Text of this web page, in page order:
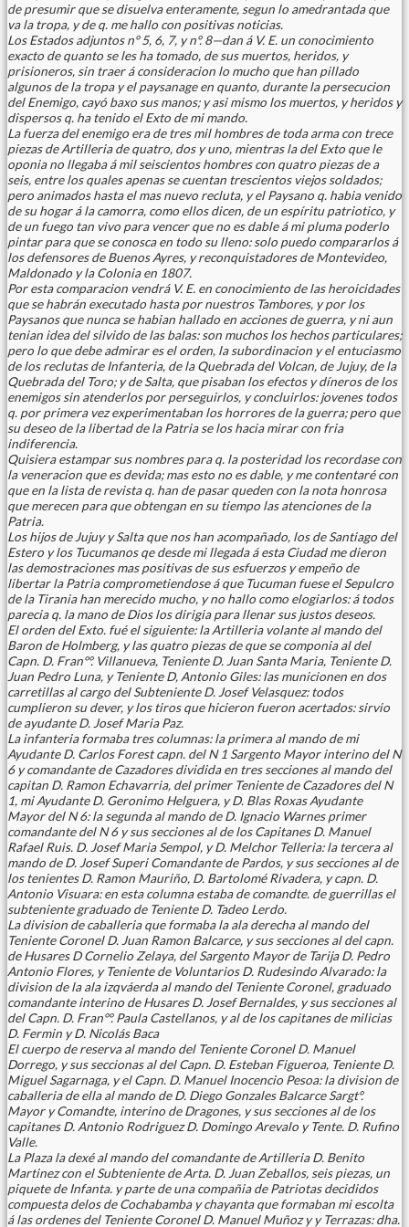
de presumir que se disuelva enteramente, segun lo amedrantada que
va la tropa, y de q. me hallo con positivas noticias.
Los Estados adjuntos n° 5, 6, 7, y n°. 8—dan á V. E. un conocimiento
exacto de quanto se les ha tomado, de sus muertos, heridos, y
prisioneros, sin traer á consideracion lo mucho que han pillado
algunos de la tropa y el paysanage en quanto, durante la persecucion
del Enemigo, cayó baxo sus manos; y asi mismo los muertos, y heridos y
dispersos q. ha tenido el Exto de mi mando.
La fuerza del enemigo era de tres mil hombres de toda arma con trece
piezas de Artilleria de quatro, dos y uno, mientras la del Exto que le
oponia no llegaba á mil seiscientos hombres con quatro piezas de a
seis, entre los quales apenas se cuentan trescientos viejos soldados;
pero animados hasta el mas nuevo recluta, y el Paysano q. habia venido
de su hogar á la camorra, como ellos dicen, de un espíritu patriotico, y
de un fuego tan vivo para vencer que no es dable á mi pluma poderlo
pintar para que se conosca en todo su lleno: solo puedo compararlos á
los defensores de Buenos Ayres, y reconquistadores de Montevideo,
Maldonado y la Colonia en 1807.
Por esta comparacion vendrá V. E. en conocimiento de las heroicidades
que se habrán executado hasta por nuestros Tambores, y por los
Paysanos que nunca se habian hallado en acciones de guerra, y ni aun
tenian idea del silvido de las balas: son muchos los hechos particulares;
pero lo que debe admirar es el orden, la subordinacion y el entuciasmo
de los reclutas de Infanteria, de la Quebrada del Volcan, de Jujuy, de la
Quebrada del Toro; y de Salta, que pisaban los efectos y díneros de los
enemigos sin atenderlos por perseguirlos, y concluirlos: jovenes todos
q. por primera vez experimentaban los horrores de la guerra; pero que
su deseo de la libertad de la Patria se los hacia mirar con fria
indiferencia.
Quisiera estampar sus nombres para q. la posteridad los recordase con
la veneracion que es devida; mas esto no es dable, y me contentaré con
que en la lista de revista q. han de pasar queden con la nota honrosa
que merecen para que obtengan en su tiempo las atenciones de la
Patria.
Los hijos de Jujuy y Salta que nos han acompañado, los de Santiago del
Estero y los Tucumanos qe desde mi llegada á esta Ciudad me dieron
las demostraciones mas positivas de sus esfuerzos y empeño de
libertar la Patria comprometiendose á que Tucuman fuese el Sepulcro
de la Tirania han merecido mucho, y no hallo como elogiarlos: á todos
parecia q. la mano de Dios los dirigia para llenar sus justos deseos.
El orden del Exto. fué el siguiente: la Artilleria volante al mando del
Baron de Holmberg, y las quatro piezas de que se componia al del
Capn. D. Fran°°. Villanueva, Teniente D. Juan Santa Maria, Teniente D.
Juan Pedro Luna, y Teniente D, Antonio Giles: las municionen en dos
carretillas al cargo del Subteniente D. Josef Velasquez: todos
cumplieron su dever, y los tiros que hicieron fueron acertados: sirvio
de ayudante D. Josef Maria Paz.
La infanteria formaba tres columnas: la primera al mando de mi
Ayudante D. Carlos Forest capn. del N 1 Sargento Mayor interino del N
6 y comandante de Cazadores dividida en tres secciones al mando del
capitan D. Ramon Echavarria, del primer Teniente de Cazadores del N
1, mi Ayudante D. Geronimo Helguera, y D. Blas Roxas Ayudante
Mayor del N 6: la segunda al mando de D. Ignacio Warnes primer
comandante del N 6 y sus secciones al de los Capitanes D. Manuel
Rafael Ruis. D. Josef Maria Sempol, y D. Melchor Telleria: la tercera al
mando de D. Josef Superi Comandante de Pardos, y sus secciones al de
los tenientes D. Ramon Mauriño, D. Bartolomé Rivadera, y capn. D.
Antonio Visuara: en esta columna estaba de comandte. de guerrillas el
subteniente graduado de Teniente D. Tadeo Lerdo.
La division de caballeria que formaba la ala derecha al mando del
Teniente Coronel D. Juan Ramon Balcarce, y sus secciones al del capn.
de Husares D Cornelio Zelaya, del Sargento Mayor de Tarija D. Pedro
Antonio Flores, y Teniente de Voluntarios D. Rudesindo Alvarado: la
division de la ala izqváerda al mando del Teniente Coronel, graduado
comandante interino de Husares D. Josef Bernaldes, y sus secciones al
del Capn. D. Fran°°. Paula Castellanos, y al de los capitanes de milicias
D. Fermin y D. Nicolás Baca
El cuerpo de reserva al mando del Teniente Coronel D. Manuel
Dorrego, y sus seccionas al del Capn. D. Esteban Figueroa, Teniente D.
Miguel Sagarnaga, y el Capn. D. Manuel Inocencio Pesoa: la division de
caballeria de ella al mando de D. Diego Gonzales Balcarce Sargt°.
Mayor y Comandte, interino de Dragones, y sus secciones al de los
capitanes D. Antonio Rodriguez D. Domingo Arevalo y Tente. D. Rufino
Valle.
La Plaza la dexé al mando del comandante de Artilleria D. Benito
Martinez con el Subteniente de Arta. D. Juan Zeballos, seis piezas, un
piquete de Infanta. y parte de una compañia de Patriotas decididos
compuesta delos de Cochabamba y chayanta que formaban mi escolta
á las ordenes del Teniente Coronel D. Manuel Muñoz y y Terrazas: dha.